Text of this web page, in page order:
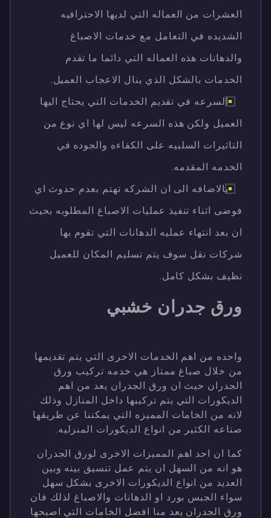
العشرات من العماله التي لديها الاحترافيه
الشديده في التعامل مع خدمات الاصباغ
والدهانات هذه العماله التي دائما ما تقدم
الخدمات بالشكل الذي ينال الاعجاب العميل.
السرعه في تقديم الخدمات التي يحتاج اليها
العميل ولكن هذه السرعه ليس لها اي نوع من
التاثيرات السلبيه على الكفاءه والجوده في
الخدمه المقدمه.
بالاضافه الى ان الشركه تهتم بعدم حدوث اي
فوضى اثناء تنفيذ عمليات الاصباغ المطلوبه بحيث
ان بعد انتهاء عمليه الدهانات التي تقوم بها
شركات نقل سوف يتم تسليم المكان للعميل
نظيف بشكل كامل.
ورق جدران خشبي
واحده من اهم الخدمات الاخرى التي يتم تقديمها
من خلال صباغ ممتاز هي خدمه تركيب ورق
الجدران حيث ان ورق الجدران يعد من اهم
الديكورات التي يتم تركيبها داخل المنازل وذلك
لانه من الخامات المميزه التي يمكننا عن طريقها
صناعه الكثير من انواع الديكورات المنزليه.
كما ان احد اهم المميزات الاخرى لورق الجدران
هو انه من السهل ان يتم عمل تنسيق بينه وبين
العديد من انواع الديكورات الاخرى بشكل سهل
سواء الجبس بورد او الدهانات والاصباغ لذلك فان
ورق الجدران يعد منا افضل الخامات التي اصبحها